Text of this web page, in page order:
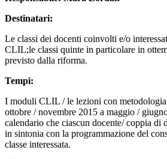
Destinatari:
Le classi dei docenti coinvolti e/o
CLIL;le classi quinte in particolare in
previsto dalla riforma.
Tempi:
I moduli CLIL / le lezioni con
ottobre / novembre 2015 a maggio /
calendario che ciascun docente/ coppia di
in sintonia con la programmazione del
classe interessata.